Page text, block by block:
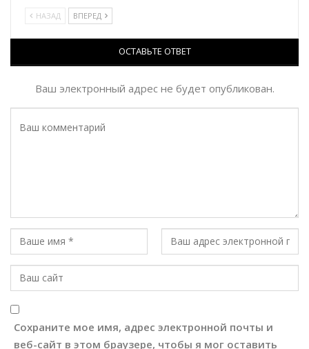
НАЗАД ВПЕРЕД
ОСТАВЬТЕ ОТВЕТ
Ваш электронный адрес не будет опубликован.
Сохраните мое имя, адрес электронной почты и
веб-сайт в этом браузере, чтобы я мог оставить